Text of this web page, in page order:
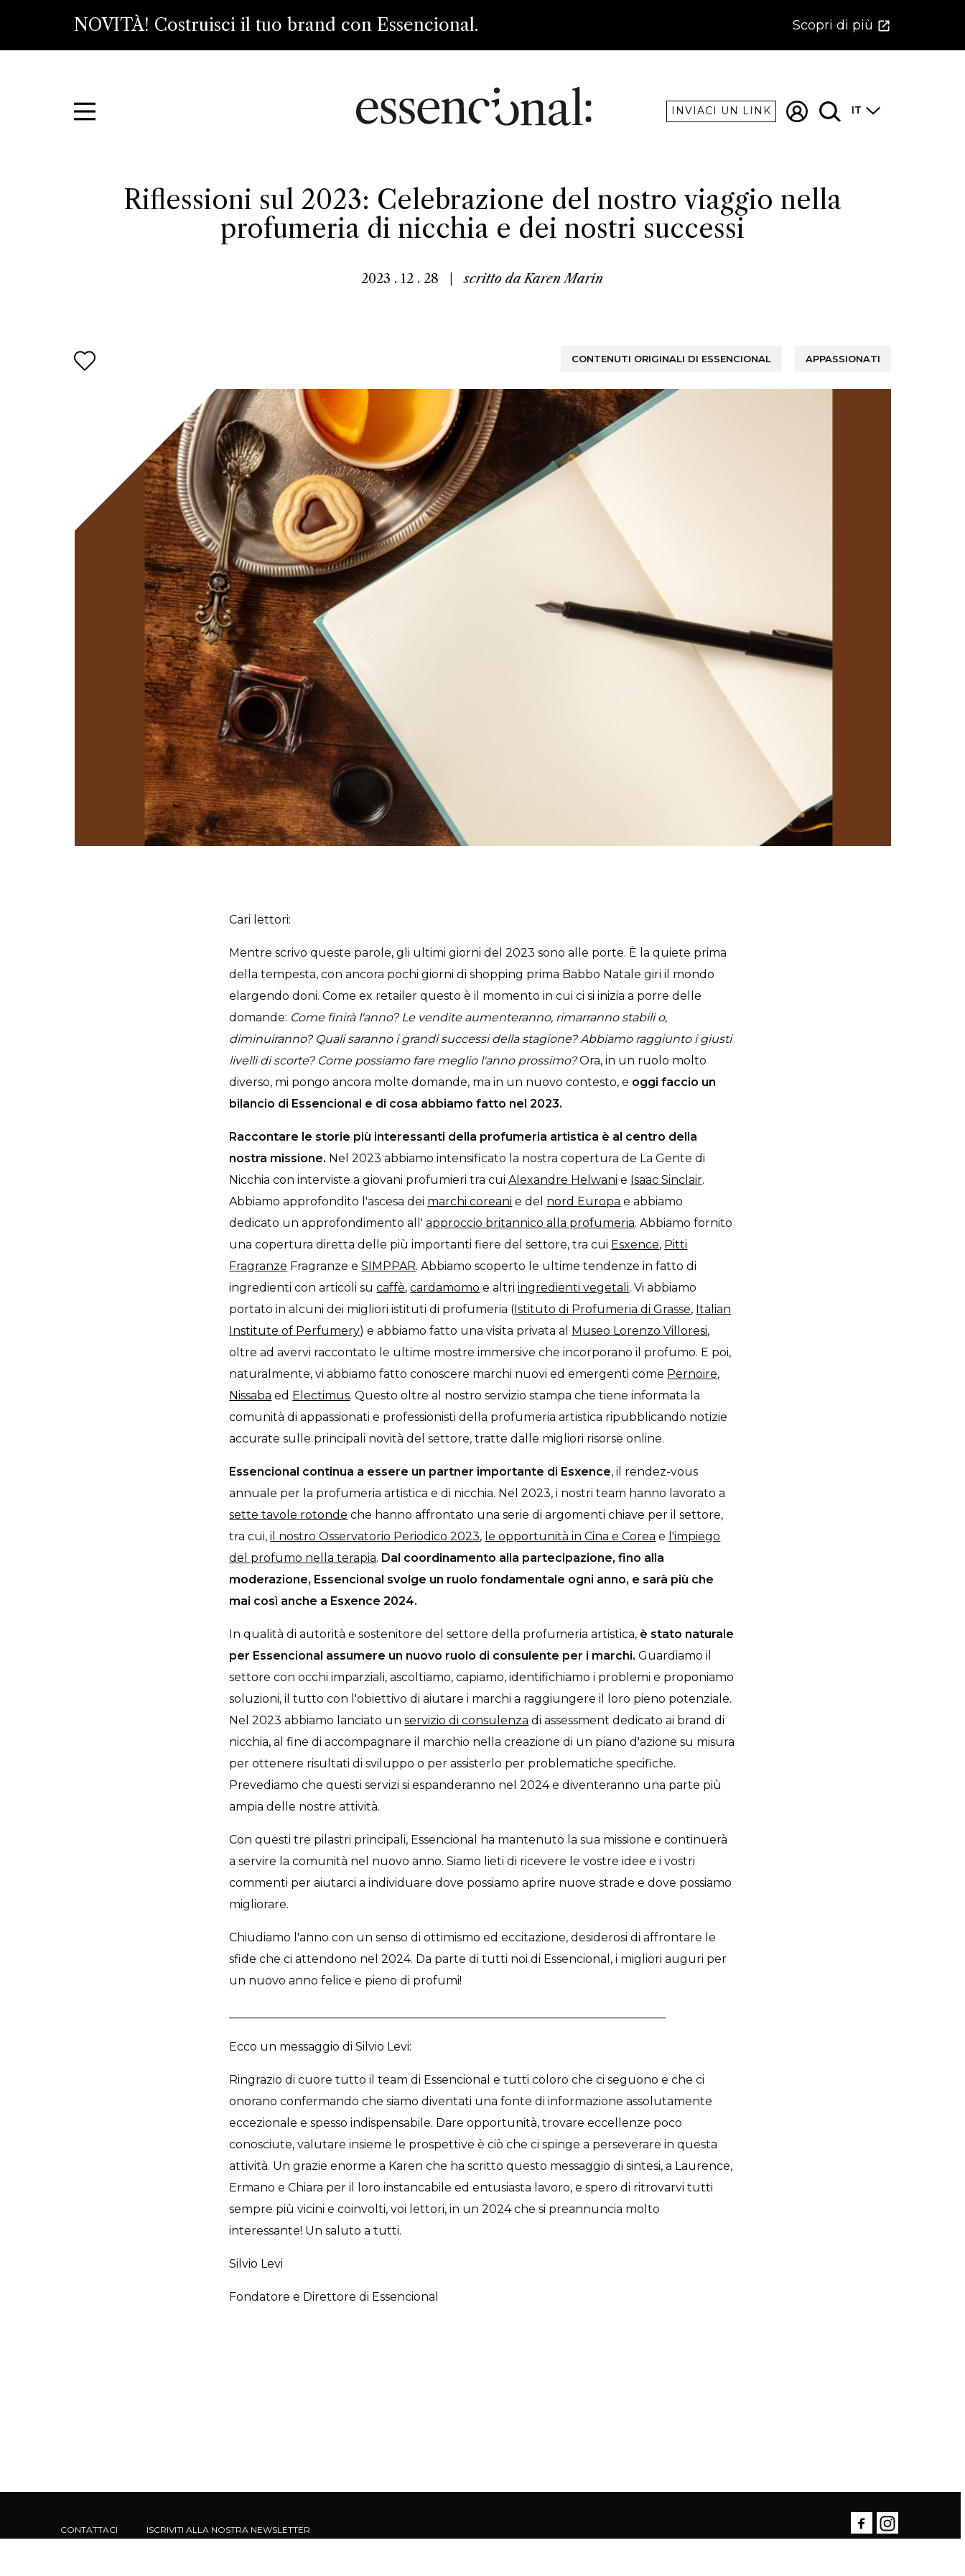
NOVITÀ! Costruisci il tuo brand con Essencional. Scopri di più
INVIACI UN LINK IT
Riflessioni sul 2023: Celebrazione del nostro viaggio nella
profumeria di nicchia e dei nostri successi
2023 . 12 . 28 scritto daKaren Marin
CONTENUTI ORIGINALI DI ESSENCIONAL APPASSIONATI
Cari lettori:
Mentre scrivo queste parole, gli ultimi giorni del 2023 sono alle porte. È la quiete prima
della tempesta, con ancora pochi giorni di shopping prima Babbo Natale giri il mondo
elargendo doni. Come ex retailer questo è il momento in cui ci si inizia a porre delle
domande: Come finirà l'anno? Le vendite aumenteranno, rimarranno stabili o,
diminuiranno? Quali saranno i grandi successi della stagione? Abbiamo raggiunto i giusti
livelli di scorte? Come possiamo fare meglio l'anno prossimo?Ora, in un ruolo molto
diverso, mi pongo ancora molte domande, ma in un nuovo contesto, e oggi faccio un
bilancio di Essencional e di cosa abbiamo fatto nel 2023.
Raccontare le storie più interessanti della profumeria artistica è al centro della
nostra missione. Nel 2023 abbiamo intensificato la nostra copertura de La Gente di
Nicchia con interviste a giovani profumieri tra cuiAlexandre Helwani e Isaac Sinclair.
Abbiamo approfondito l'ascesa dei marchi coreani e del nord Europa e abbiamo
dedicato un approfondimento all'approccio britannico alla profumeria. Abbiamo fornito
una copertura diretta delle più importanti fiere del settore, tra cui Esxence, Pitti
Fragranze Fragranze eSIMPPAR. Abbiamo scoperto le ultime tendenze in fatto di
ingredienti con articoli sucaffè,cardamomo e altriingredienti vegetali. Vi abbiamo
portato in alcuni dei migliori istituti di profumeria ( Istituto di Profumeria di Grasse, Italian
Institute of Perfumery) e abbiamo fatto una visita privata al Museo Lorenzo Villoresi,
oltre ad avervi raccontato le ultime mostre immersive che incorporano il profumo. E poi,
naturalmente, vi abbiamo fatto conoscere marchi nuovi ed emergenti come Pernoire,
Nissaba ed Electimus. Questo oltre al nostro servizio stampa che tiene informata la
comunità di appassionati e professionisti della profumeria artistica ripubblicando notizie
accurate sulle principali novità del settore, tratte dalle migliori risorse online.
Essencional continua a essere un partner importante di Esxence, il rendez-vous
annuale per la profumeria artistica e di nicchia. Nel 2023, i nostri team hanno lavorato a
sette tavole rotonde che hanno affrontato una serie di argomenti chiave per il settore,
tra cui,il nostro Osservatorio Periodico 2023, le opportunità in Cina e Corea e l'impiego
del profumo nella terapia. Dal coordinamento alla partecipazione, fino alla
moderazione, Essencional svolge un ruolo fondamentale ogni anno, e sarà più che
mai così anche a Esxence 2024.
In qualità di autorità e sostenitore del settore della profumeria artistica, è stato naturale
per Essencional assumere un nuovo ruolo di consulente per i marchi. Guardiamo il
settore con occhi imparziali, ascoltiamo, capiamo, identifichiamo i problemi e proponiamo
soluzioni, il tutto con l'obiettivo di aiutare i marchi a raggiungere il loro pieno potenziale.
Nel 2023 abbiamo lanciato unservizio di consulenza di assessment dedicato ai brand di
nicchia, al fine di accompagnare il marchio nella creazione di un piano d'azione su misura
per ottenere risultati di sviluppo o per assisterlo per problematiche specifiche.
Prevediamo che questi servizi si espanderanno nel 2024 e diventeranno una parte più
ampia delle nostre attività.
Con questi tre pilastri principali, Essencional ha mantenuto la sua missione e continuerà
a servire la comunità nel nuovo anno. Siamo lieti di ricevere le vostre idee e i vostri
commenti per aiutarci a individuare dove possiamo aprire nuove strade e dove possiamo
migliorare.
Chiudiamo l'anno con un senso di ottimismo ed eccitazione, desiderosi di affrontare le
sfide che ci attendono nel 2024. Da parte di tutti noi di Essencional, i migliori auguri per
un nuovo anno felice e pieno di profumi!
Ecco un messaggio di Silvio Levi:
Ringrazio di cuore tutto il team di Essencional e tutti coloro che ci seguono e che ci
onorano confermando che siamo diventati una fonte di informazione assolutamente
eccezionale e spesso indispensabile. Dare opportunità, trovare eccellenze poco
conosciute, valutare insieme le prospettive è ciò che ci spinge a perseverare in questa
attività. Un grazie enorme a Karen che ha scritto questo messaggio di sintesi, a Laurence,
Ermano e Chiara per il loro instancabile ed entusiasta lavoro, e spero di ritrovarvi tutti
sempre più vicini e coinvolti, voi lettori, in un 2024 che si preannuncia molto
interessante! Un saluto a tutti.
Silvio Levi
Fondatore e Direttore di Essencional
CONTATTACI ISCRIVITI ALLA NOSTRA NEWSLETTER